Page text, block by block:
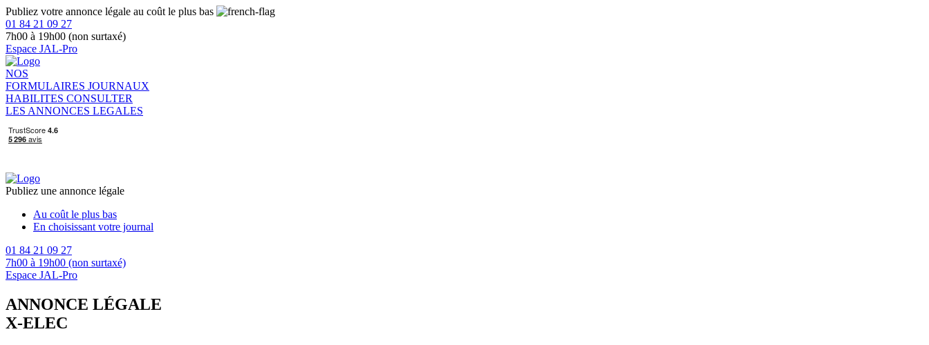
Publiez votre annonce légale au coût le plus bas
01 84 21 09 27
7h00 à 19h00 (non surtaxé)
Espace JAL-Pro
NOS
FORMULAIRES JOURNAUX
HABILITES CONSULTER
LES ANNONCES LEGALES
Publiez une annonce légale
Au coût le plus bas
En choisissant votre journal
01 84 21 09 27
7h00 à 19h00 (non surtaxé)
Espace JAL-Pro
ANNONCE LÉGALE
X-ELEC